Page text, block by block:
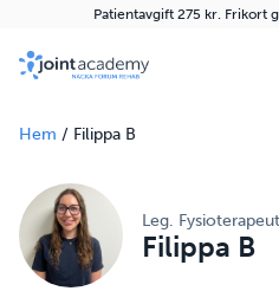
Patientavgift 275 kr. Frikort
Hem / Filippa B
Leg. Fysioterapeut
Filippa B